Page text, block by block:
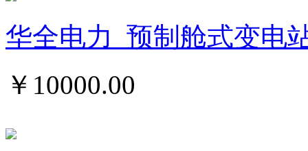
华全电力_预制舱式变电
￥ 10000.00